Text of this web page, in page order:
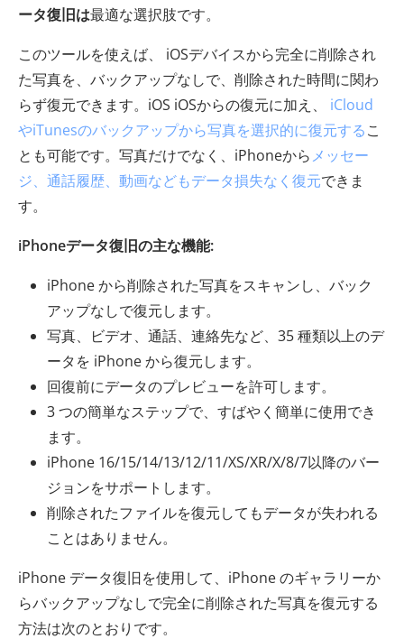
ータ復旧は最適な選択肢です。
このツールを使えば、 iOSデバイスから完全に削除され
た写真を、バックアップなしで、削除された時間に関わ
らず復元できます。iOS iOSからの復元に加え、 iCloud
やiTunesのバックアップから写真を選択的に復元するこ
とも可能です。写真だけでなく、iPhoneからメッセー
ジ、通話履歴、動画などもデータ損失なく復元できま
す。
iPhoneデータ復旧の主な機能:
iPhone から削除された写真をスキャンし、バック
アップなしで復元します。
写真、ビデオ、通話、連絡先など、35 種類以上のデ
ータを iPhone から復元します。
回復前にデータのプレビューを許可します。
3 つの簡単なステップで、すばやく簡単に使用でき
ます。
iPhone 16/15/14/13/12/11/XS/XR/X/8/7以降のバー
ジョンをサポートします。
削除されたファイルを復元してもデータが失われる
ことはありません。
iPhone データ復旧を使用して、iPhone のギャラリーか
らバックアップなしで完全に削除された写真を復元する
方法は次のとおりです。